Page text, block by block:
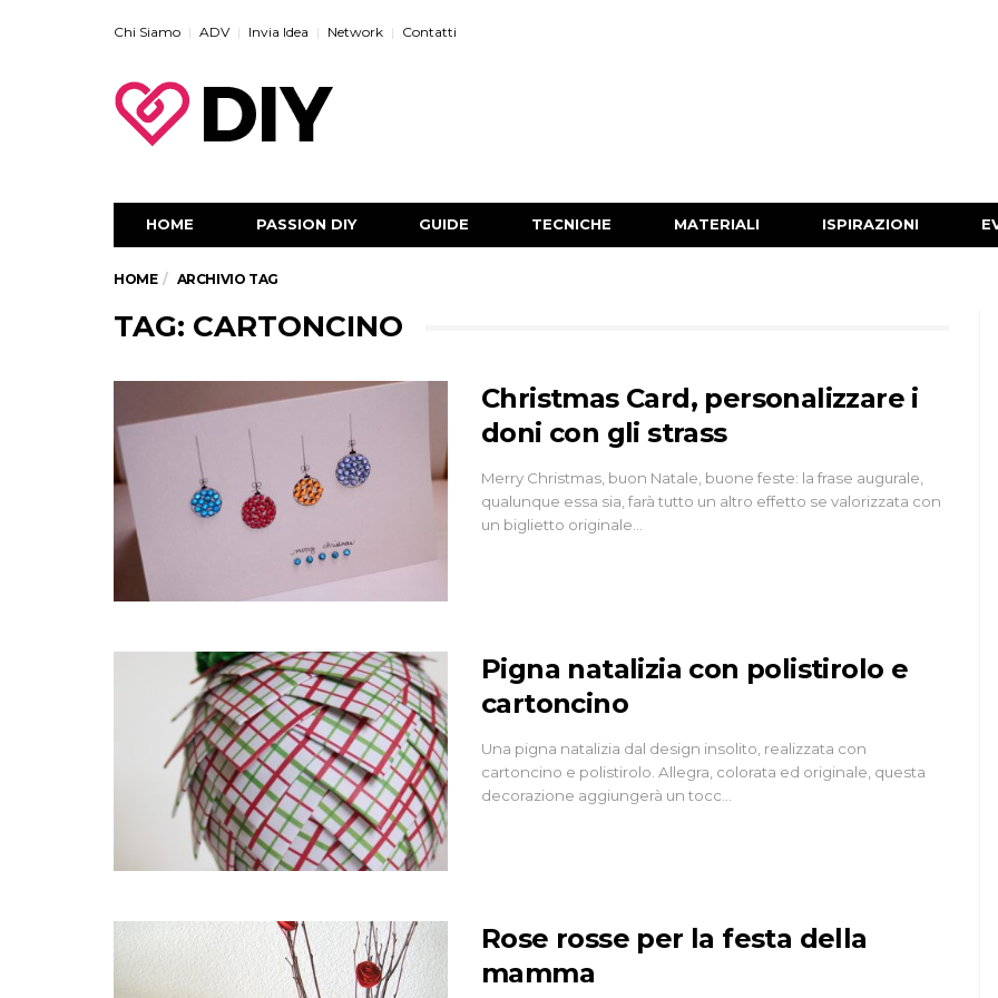
Chi Siamo ADV Invia Idea Network Contatti
HOME PASSION DIY GUIDE TECNICHE MATERIALI ISPIRAZIONI
HOME ARCHIVIO TAG
TAG: CARTONCINO
Christmas Card, personalizzare i
doni con gli strass
Merry Christmas, buon Natale, buone feste: la frase augurale,
qualunque essa sia, farà tutto un altro effetto se valorizzata con
un biglietto originale…
Pigna natalizia con polistirolo e
cartoncino
Una pigna natalizia dal design insolito, realizzata con
cartoncino e polistirolo. Allegra, colorata ed originale, questa
decorazione aggiungerà un tocc…
Rose rosse per la festa della
mamma
KIDS
Shirt and Tie Card
13 Mar 2013
Giardino Verticale
28 Apr 2014